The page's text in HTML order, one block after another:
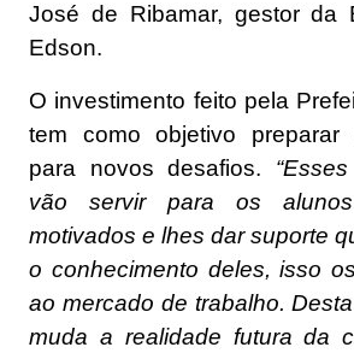
José de Ribamar, gestor da
Edson.
O investimento feito pela
tem como objetivo preparar
para novos desafios.
vão servir para os
motivados e lhes dar suporte
o conhecimento deles, isso
ao mercado de trabalho.
muda a realidade futura da